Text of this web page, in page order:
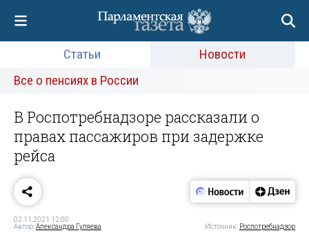
Статьи
Новости
Все о пенсиях в России
В Роспотребнадзоре рассказали о
правах пассажиров при задержке
рейса
02.11.2021 12:00
Автор:Александра Гуляева Источник: Роспотребнадзор